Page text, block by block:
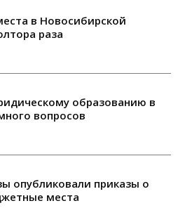
в Новосибирской
раза
образованию в
вопросов
опубликовали приказы о
места